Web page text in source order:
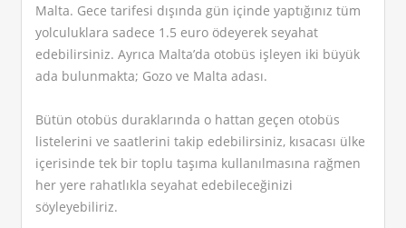
Malta. Gece tarifesi dışında gün içinde yaptığınız tüm
yolculuklara sadece 1.5 euro ödeyerek seyahat
edebilirsiniz. Ayrıca Malta’da otobüs işleyen iki büyük
ada bulunmakta; Gozo ve Malta adası.
Bütün otobüs duraklarında o hattan geçen otobüs
listelerini ve saatlerini takip edebilirsiniz, kısacası ülke
içerisinde tek bir toplu taşıma kullanılmasına rağmen
her yere rahatlıkla seyahat edebileceğinizi
söyleyebiliriz.